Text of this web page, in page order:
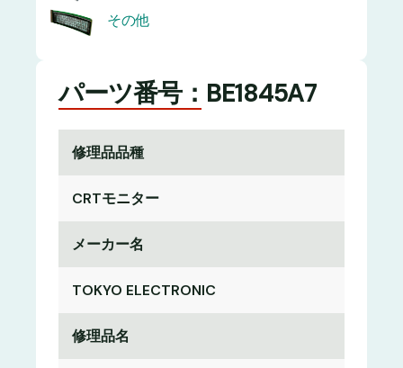
その他
パーツ番号：BE1845A7
修理品品種
CRTモニター
メーカー名
TOKYO ELECTRONIC
修理品名